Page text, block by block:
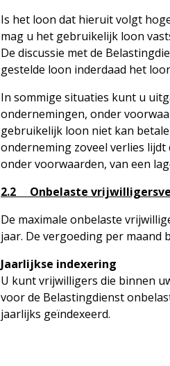
Is het loon dat hieruit volgt
mag u het gebruikelijk loon
De discussie met de
gestelde loon inderdaad het
In sommige situaties kunt u
ondernemingen, onder
gebruikelijk loon niet kan
onderneming zoveel verlies
onder voorwaarden, van een
2.2 Onbelaste
De maximale onbelaste
jaar. De vergoeding per maand
Jaarlijkse indexering
U kunt vrijwilligers die binnen
voor de Belastingdienst
jaarlijks geïndexeerd.